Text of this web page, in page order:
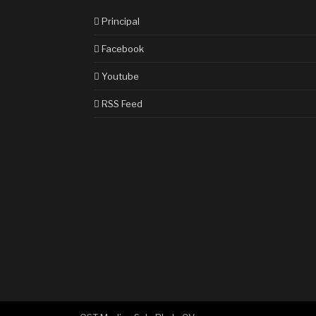
Principal
Facebook
Youtube
RSS Feed